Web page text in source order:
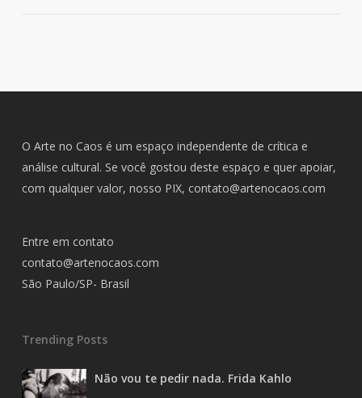
O Arte no Caos é um espaço independente de crítica e
análise cultural. Se você gostou deste espaço e quer apoiar,
com qualquer valor, nosso PIX, contato@artenocaos.com
Entre em contato
contato@artenocaos.com
São Paulo/SP- Brasil
Trending Posts
Não vou te pedir nada. Frida Kahlo